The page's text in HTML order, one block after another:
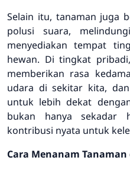
Selain itu, tanaman juga
polusi suara,
menyediakan tempat
hewan. Di tingkat
memberikan rasa
udara di sekitar kita,
untuk lebih dekat
bukan hanya sekadar
kontribusi nyata untuk
Cara Menanam